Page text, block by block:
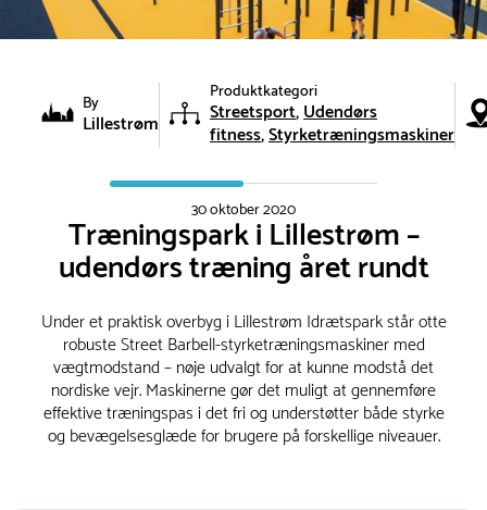
By
Lillestrøm
Produktkategori
Streetsport Udendørs
fitness Styrketræningsmaskiner
30 oktober 2020
Træningspark i Lillestrøm –
udendørs træning året rundt
Under et praktisk overbyg i Lillestrøm Idrætspark står otte
robuste Street Barbell-styrketræningsmaskiner med
vægtmodstand – nøje udvalgt for at kunne modstå det
nordiske vejr. Maskinerne gør det muligt at gennemføre
effektive træningspas i det fri og understøtter både styrke
og bevægelsesglæde for brugere på forskellige niveauer.